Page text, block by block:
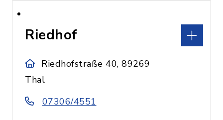
Riedhof
Riedhofstraße 40, 89269
Thal
07306/4551